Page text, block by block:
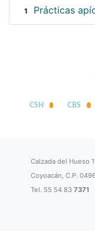
1 Prácticas
CSH CBS
Calzada del Hueso
Coyoacán, C.P.
Tel. 55 54 837371